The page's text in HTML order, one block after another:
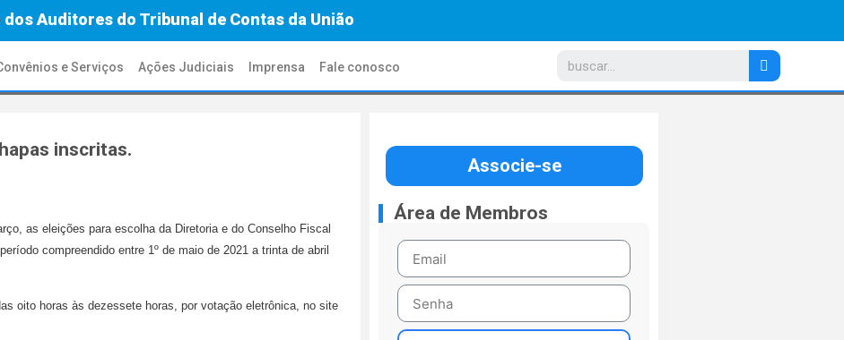
dos Auditores do Tribunal de Contas da União
e Serviços Ações Judiciais Imprensa Fale conosco
inscritas.
as eleições para escolha da Diretoria e do Conselho Fiscal
compreendido entre 1º de maio de 2021 a trinta de abril
oito horas às dezessete horas, por votação eletrônica, no site
Associe-se
Área de Membros